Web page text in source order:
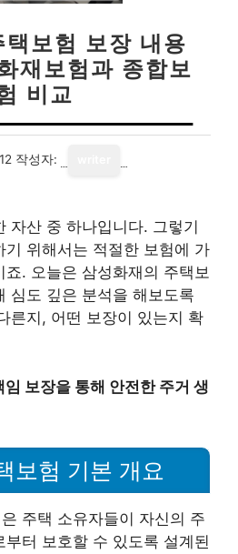
보험 보장 내용
재보험과 종합보
비교
작성자:
자산 중 하나입니다. 그렇기
기 위해서는 적절한 보험에 가
죠. 오늘은 삼성화재의 주택보
심도 깊은 분석을 해보도록
른지, 어떤 보장이 있는지 확
보장을 통해 안전한 주거 생
보험 기본 개요
주택 소유자들이 자신의 주
터 보호할 수 있도록 설계된